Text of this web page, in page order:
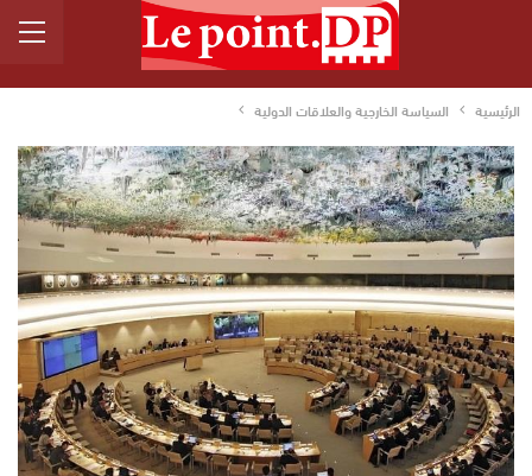
الرئيسية السياسة الخارجية والعلاقات الدولية